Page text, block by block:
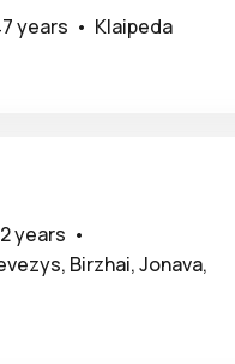
years • Klaipeda
years •
Birzhai, Jonava,